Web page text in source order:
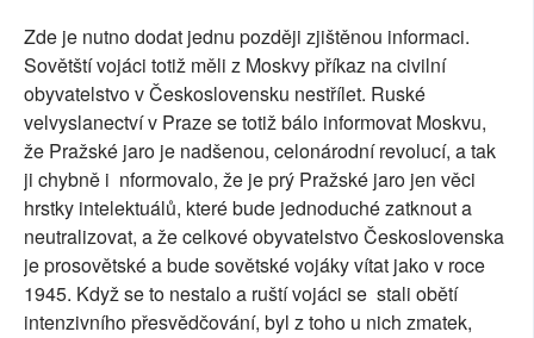
Zde je nutno dodat jednu později zjištěnou informaci.
Sovětští vojáci totiž měli z Moskvy příkaz na civilní
obyvatelstvo v Československu nestřílet. Ruské
velvyslanectví v Praze se totiž bálo informovat Moskvu,
že Pražské jaro je nadšenou, celonárodní revolucí, a tak
ji chybně i nformovalo, že je prý Pražské jaro jen věci
hrstky intelektuálů, které bude jednoduché zatknout a
neutralizovat, a že celkové obyvatelstvo Československa
je prosovětské a bude sovětské vojáky vítat jako v roce
1945. Když se to nestalo a ruští vojáci se stali obětí
intenzivního přesvědčování, byl z toho u nich zmatek,